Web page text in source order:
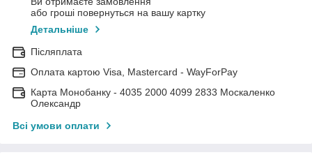
або гроші повернуться на вашу картку
Детальніше
Післяплата
Оплата картою Visa, Mastercard - WayForPay
Карта Монобанку - 4035 2000 4099 2833 Москаленко
Олександр
Всі умови оплати